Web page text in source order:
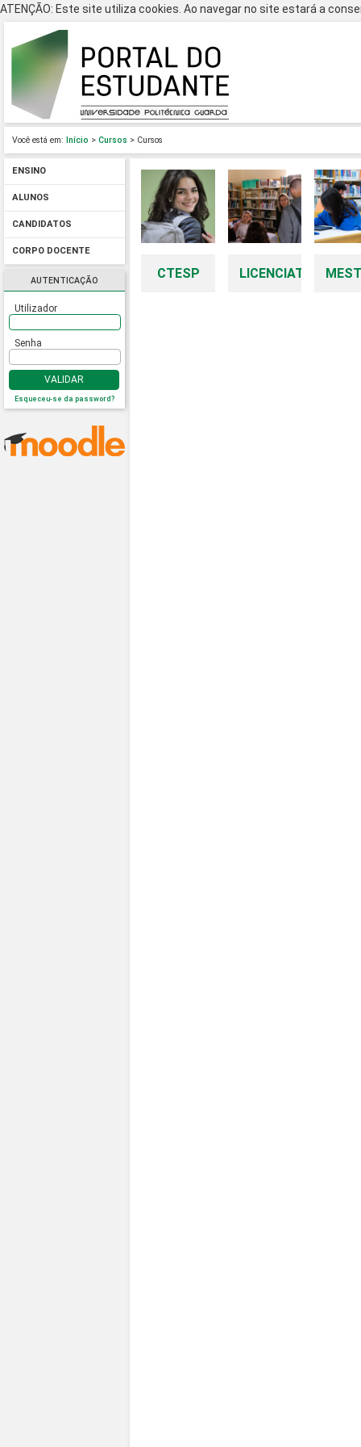
ATENÇÃO: Este site utiliza cookies. Ao navegar no site estará a
Você está em: Início > Cursos > Cursos
ENSINO
ALUNOS
CANDIDATOS
CORPO DOCENTE
AUTENTICAÇÃO
Utilizador
Senha
VALIDAR
Esqueceu-se da password?
CTESP LICENCIATURAS